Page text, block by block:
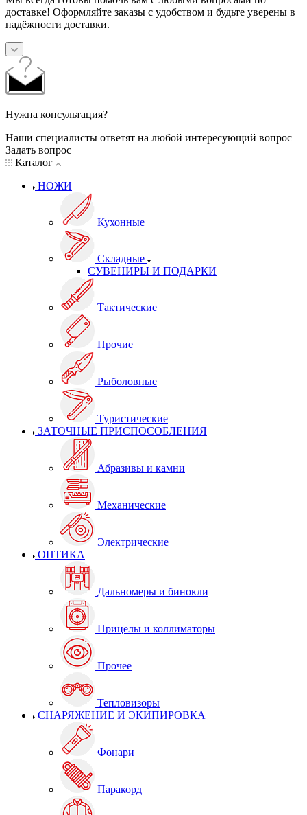
доставке! Оформляйте заказы с удобством и будьте уверены в
надёжности доставки.
Нужна консультация?
Наши специалисты ответят на любой интересующий вопрос
Задать вопрос
Каталог
НОЖИ
Кухонные
Складные
СУВЕНИРЫ И ПОДАРКИ
Тактические
Прочие
Рыболовные
Туристические
ЗАТОЧНЫЕ ПРИСПОСОБЛЕНИЯ
Абразивы и камни
Механические
Электрические
ОПТИКА
Дальномеры и бинокли
Прицелы и коллиматоры
Прочее
Тепловизоры
СНАРЯЖЕНИЕ И ЭКИПИРОВКА
Фонари
Паракорд